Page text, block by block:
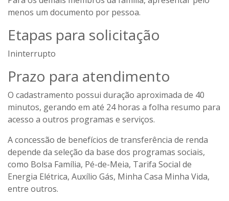
menos um documento por pessoa.
Etapas para solicitação
Ininterrupto
Prazo para atendimento
O cadastramento possui duração aproximada de 40
minutos, gerando em até 24 horas a folha resumo para
acesso a outros programas e serviços.
A concessão de benefícios de transferência de renda
depende da seleção da base dos programas sociais,
como Bolsa Família, Pé-de-Meia, Tarifa Social de
Energia Elétrica, Auxílio Gás, Minha Casa Minha Vida,
entre outros.